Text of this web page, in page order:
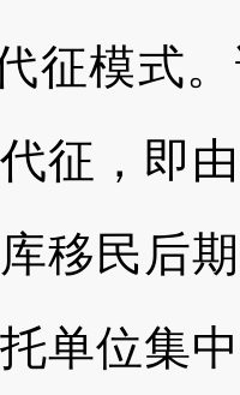
模式。
征，即
移民后
单位集